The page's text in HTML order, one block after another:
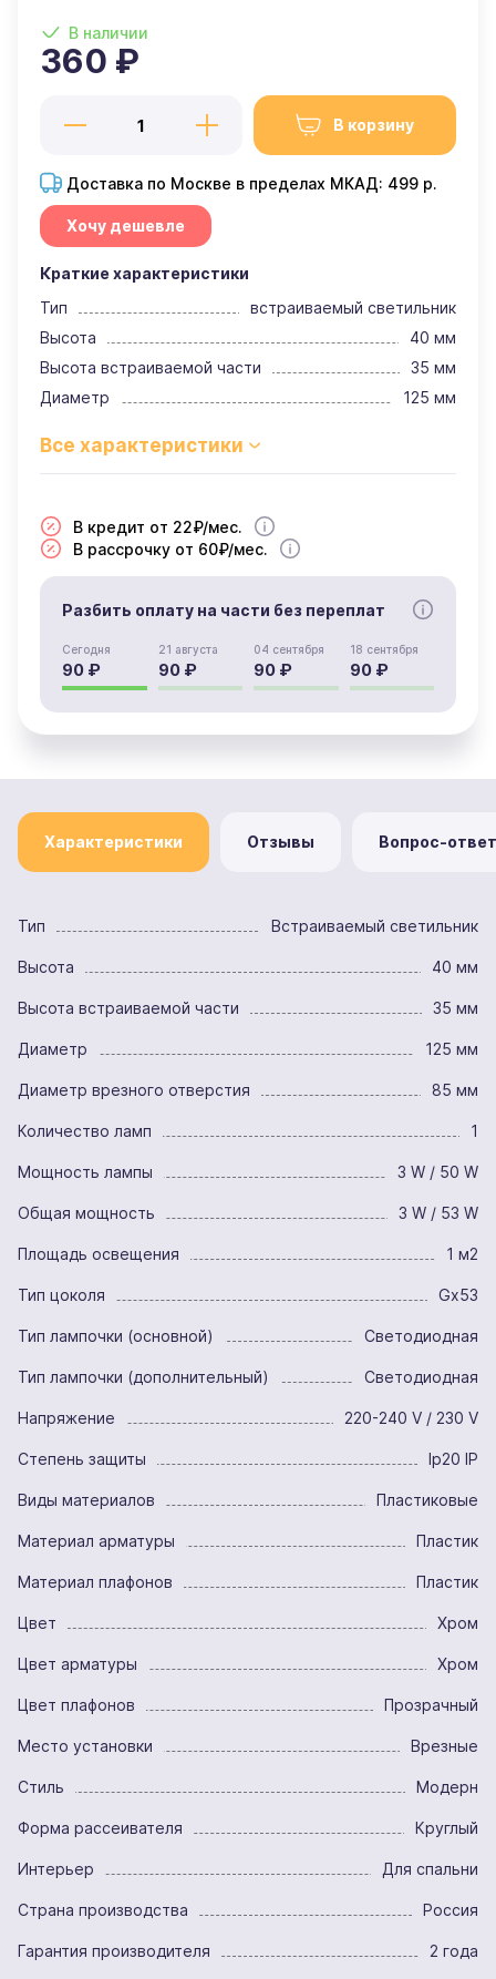
В наличии
360 ₽
В корзину
Доставка по Москве в пределах МКАД: 499 р.
Хочу дешевле
Краткие характеристики
Тип
встраиваемый светильник
Высота
40 мм
Высота встраиваемой части
35 мм
Диаметр
125 мм
В кредит от 22₽/мес.
В рассрочку от 60₽/мес.
Разбить оплату на части без переплат
Сегодня
90 ₽
21 августа
90 ₽
04 сентября
90 ₽
18 сентября
90 ₽
Характеристики Отзывы Вопрос-ответ
Тип Встраиваемый светильник
Высота 40 мм
Высота встраиваемой части 35 мм
Диаметр 125 мм
Диаметр врезного отверстия 85 мм
Количество ламп 1
Мощность лампы 3 W / 50 W
Общая мощность 3 W / 53 W
Площадь освещения 1 м2
Тип цоколя Gx53
Тип лампочки (основной) Светодиодная
Тип лампочки (дополнительный) Светодиодная
Напряжение 220-240 V / 230 V
Степень защиты Ip20 IP
Виды материалов Пластиковые
Материал арматуры Пластик
Материал плафонов Пластик
Цвет Хром
Цвет арматуры Хром
Цвет плафонов Прозрачный
Место установки Врезные
Стиль Модерн
Форма рассеивателя Круглый
Интерьер Для спальни
Страна производства Россия
Гарантия производителя 2 года